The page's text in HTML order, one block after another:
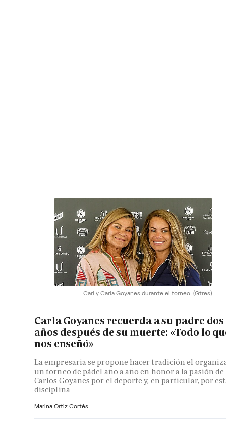
Cari y Carla Goyanes durante el torneo. (Gtres)
Carla Goyanes recuerda a su padre dos
años después de su muerte: «Todo lo
nos enseñó»
La empresaria se propone hacer tradición el
un torneo de pádel año a año en honor a la pasión de
Carlos Goyanes por el deporte y, en particular, por
disciplina
Marina Ortiz Cortés